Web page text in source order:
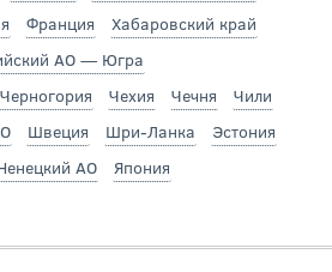
Франция
Хабаровский край
АО — Югра
Черногория Чехия Чечня
Чили
Швеция Шри-Ланка
Эстония
АО
Япония